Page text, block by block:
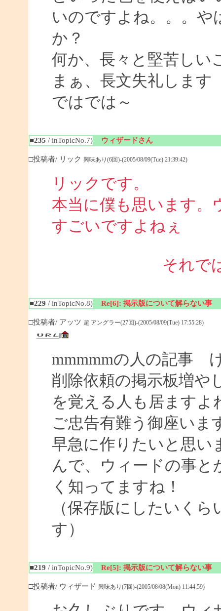
いのですよね。。。や
か？
何か、長々と堅苦しい
まぁ、長文失礼します
ではでは～
■235 / inTopicNo.7) ウィザードさん
□投稿者/ リック 興味あり(6回)-(2005/08/09(Tue) 21:39:42)
リックです。
本当に僕も思います。
すごいですよねぇ
それで
■229 / inTopicNo.8) Re[6]: 掲示版について解らない事
□投稿者/ アッツ 超 アングラー(27回)-(2005/08/09(Tue) 17:55:28)
mmmmmの人の記事
削除依頼の掲示板増
を覚える人も居ますよ
ご忠告有難う御座いま
早急に作りたいと思い
んで、ウィードの事
く知ってますね！
（保存版にしたいく
す）
■219 / inTopicNo.9) Re[5]: 掲示版について解らない事
□投稿者/ ウィザード 興味あり(7回)-(2005/08/08(Mon) 11:44:59)